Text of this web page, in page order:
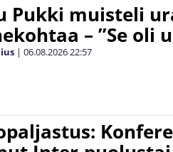
Pukki muisteli
– ”Se oli
| 06.08.202622:57